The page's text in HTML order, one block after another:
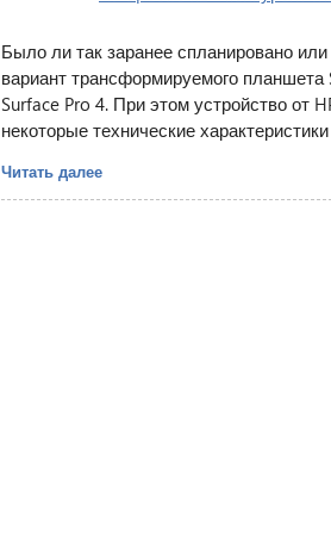
Было ли так заранее спланировано
вариант трансформируемого
Surface Pro 4. При этом устройство от
некоторые технические
Читать далее